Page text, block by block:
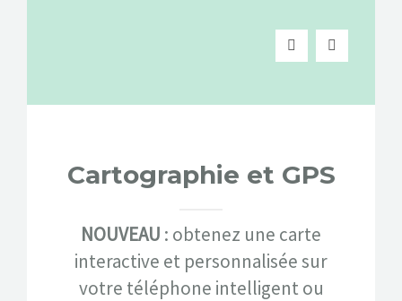
Cartographie et GPS
NOUVEAU : obtenez une carte
interactive et personnalisée sur
votre téléphone intelligent ou